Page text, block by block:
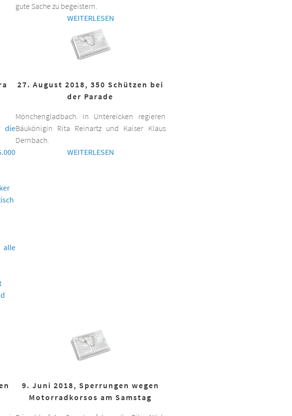
gute Sache zu begeistern.
WEITERLESEN
die
27. August 2018, 350 Schützen bei
der Parade
Mönchengladbach. In Untereicken regieren
Bäukönigin Rita Reinartz und Kaiser Klaus
Dernbach.
WEITERLESEN
9. Juni 2018, Sperrungen wegen
Motorradkorsos am Samstag